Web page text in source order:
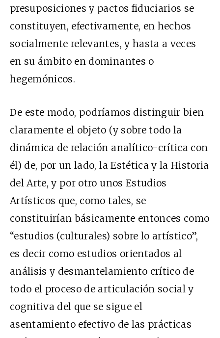
presuposiciones y pactos fiduciarios se
constituyen, efectivamente, en hechos
socialmente relevantes, y hasta a veces
en su ámbito en dominantes o
hegemónicos.
De este modo, podríamos distinguir bien
claramente el objeto (y sobre todo la
dinámica de relación analítico-crítica con
él) de, por un lado, la Estética y la Historia
del Arte, y por otro unos Estudios
Artísticos que, como tales, se
constituirían básicamente entonces como
“estudios (culturales) sobre lo artístico”,
es decir como estudios orientados al
análisis y desmantelamiento crítico de
todo el proceso de articulación social y
cognitiva del que se sigue el
asentamiento efectivo de las prácticas